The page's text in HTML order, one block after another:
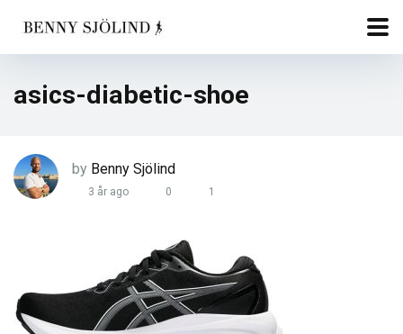
asics-diabetic-shoe
by Benny Sjölind
3 år ago 0 1